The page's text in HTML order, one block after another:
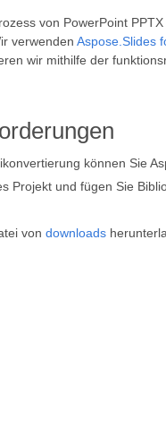
von PowerPoint
verwenden Aspose.Slides
wir mithilfe der
können Sie
Projekt und fügen Sie
von downloads